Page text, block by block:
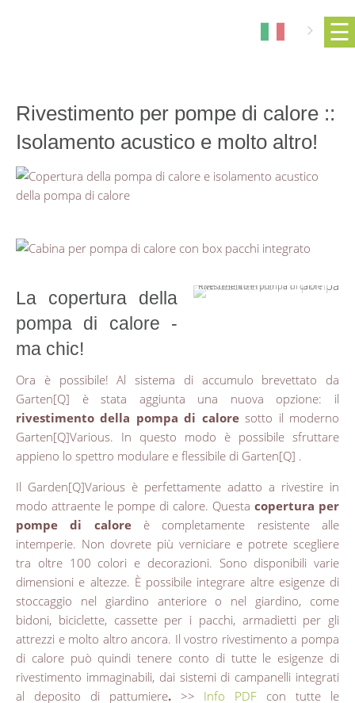
Rivestimento per pompe di calore ::
Isolamento acustico e molto altro!
Rivestimento in pompa di calore
La copertura della
pompa di calore -
ma chic!
Ora è possibile! Al sistema di accumulo brevettato da
Garten[Q] è stata aggiunta una nuova opzione: il
rivestimento della pompa di caloresotto il moderno
Garten[Q]Various. In questo modo è possibile sfruttare
appieno lo spettro modulare e flessibile di Garten[Q] .
Il Garden[Q]Various è perfettamente adatto a rivestire in
modo attraente le pompe di calore. Questa copertura per
pompe di caloreè completamente resistente alle
intemperie. Non dovrete più verniciare e potrete scegliere
tra oltre 100 colori e decorazioni. Sono disponibili varie
dimensioni e altezze. È possibile integrare altre esigenze di
stoccaggio nel giardino anteriore o nel giardino, come
bidoni, biciclette, cassette per i pacchi, armadietti per gli
attrezzi e molto altro ancora. Il vostro rivestimento a pompa
di calore può quindi tenere conto di tutte le esigenze di
rivestimento immaginabili, dai sistemi di campanelli integrati
al deposito di pattumiere.>> Info PDF con tutte le